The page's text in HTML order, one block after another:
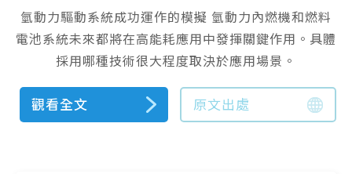
氫動力驅動系統成功運作的模擬 氫動力內燃機和燃料
電池系統未來都將在高能耗應用中發揮關鍵作用。具體
採用哪種技術很大程度取決於應用場景。
觀看全文 原文出處